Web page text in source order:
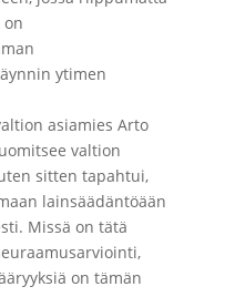
ytimen
asiamies Arto
valtion
sitten tapahtui,
lainsäädäntöään
Missä on tätä
on tämän